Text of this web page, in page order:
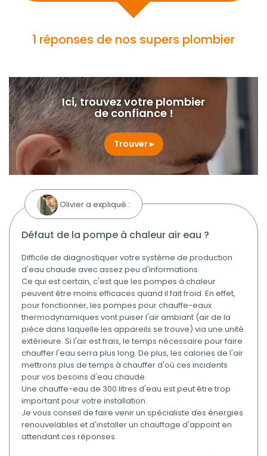
1 réponses de nos supers plombier
Ici, trouvez votre plombier
de confiance !
Trouver
Olivier a expliqué :
défaut de la pompe à chaleur air eau ?
Difficile de diagnostiquer votre système de production
d'eau chaude avec assez peu d'informations.
Ce qui est certain, c'est que les pompes à chaleur
peuvent être moins efficaces quand il fait froid. En effet,
pour fonctionner, les pompes pour chauffe-eaux
thermodynamiques vont puiser l'air ambiant (air de la
pièce dans laquelle les appareils se trouve) via une unité
extérieure. Si l'air est frais, le temps nécessaire pour faire
chauffer l'eau serra plus long. De plus, les calories de l'air
mettrons plus de temps à chauffer d'où ces incidents
pour vos besoins d'eau chaude.
Une chauffe-eau de 300 litres d'eau est peut être trop
important pour votre installation.
Je vous conseil de faire venir un spécialiste des énergies
renouvelables et d'installer un chauffage d'appoint en
attendant ces réponses.